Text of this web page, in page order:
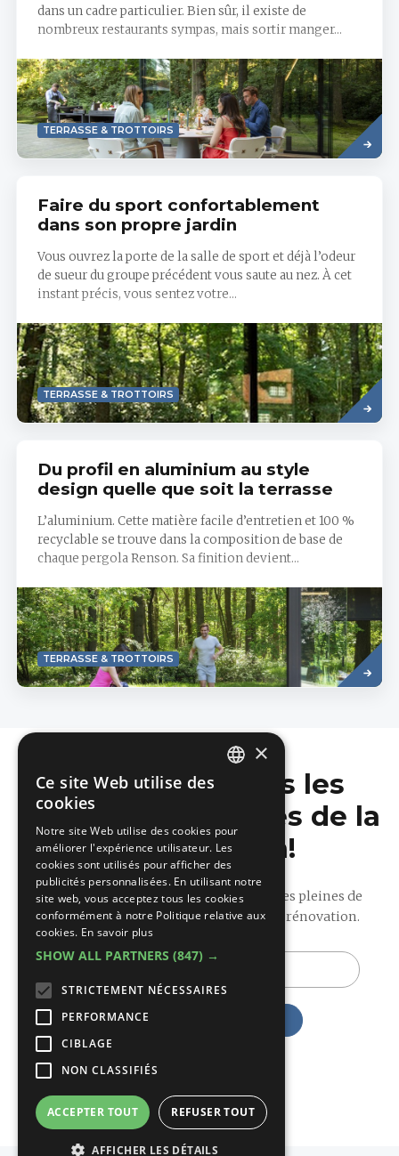
dans un cadre particulier. Bien sûr, il existe de
nombreux restaurants sympas, mais sortir manger...
TERRASSE & TROTTOIRS
Read
more
Faire du sport confortablement
dans son propre jardin
Vous ouvrez la porte de la salle de sport et déjà l’odeur
de sueur du groupe précédent vous saute au nez. À cet
instant précis, vous sentez votre...
TERRASSE & TROTTOIRS
Read
more
Du profil en aluminium au style
design quelle que soit la terrasse
L’aluminium. Cette matière facile d’entretien et 100 %
recyclable se trouve dans la composition de base de
chaque pergola Renson. Sa finition devient...
TERRASSE & TROTTOIRS
Savoir
plus
Ne manquez pas les
dernières nouvelles de la
construction!
Recevez nos mises à jour hebdomadaires pleines de
conseils utiles sur la construction et la rénovation.
E-
×
Ce site Web utilise des
cookies
Notre site Web utilise des cookies pour
améliorer l'expérience utilisateur. Les
cookies sont utilisés pour afficher des
publicités personnalisées. En utilisant notre
site web, vous acceptez tous les cookies
conformément à notre Politique relative aux
cookies. En savoir plus
SHOW ALL PARTNERS (847) →
STRICTEMENT NÉCESSAIRES
PERFORMANCE
CIBLAGE
NON CLASSIFIÉS
ACCEPTER TOUT REFUSER TOUT
AFFICHER LES DÉTAILS